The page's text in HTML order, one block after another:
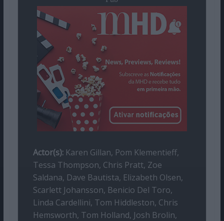
Actor(s):Karen Gillan, Pom Klementieff,
Tessa Thompson, Chris Pratt, Zoe
Saldana, Dave Bautista, Elizabeth Olsen,
Scarlett Johansson, Benicio Del Toro,
Linda Cardellini, Tom Hiddleston, Chris
Hemsworth, Tom Holland, Josh Brolin,